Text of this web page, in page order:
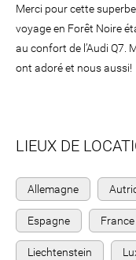
Merci pour cette
voyage en Forêt Noire
au confort de l’Audi Q7.
ont adoré et nous aussi!
LIEUX DE
Allemagne
Espagne France
Liechtenstein